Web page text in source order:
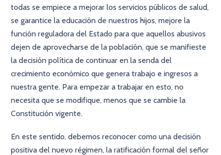
todas se empiece a mejorar los servicios públicos de salud,
se garantice la educación de nuestros hijos, mejore la
función reguladora del Estado para que aquellos abusivos
dejen de aprovecharse de la población, que se manifieste
la decisión política de continuar en la senda del
crecimiento económico que genera trabajo e ingresos a
nuestra gente. Para empezar a trabajar en esto, no
necesita que se modifique, menos que se cambie la
Constitución vigente.
En este sentido, debemos reconocer como una decisión
positiva del nuevo régimen, la ratificación formal del señor